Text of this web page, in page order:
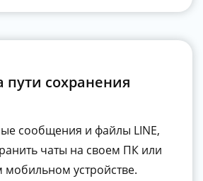
пути сохранения
сообщения и файлы LINE,
чаты на своем ПК или
устройстве.